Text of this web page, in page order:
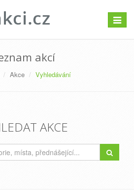
akcí
Akce Vyhledávání
AKCE